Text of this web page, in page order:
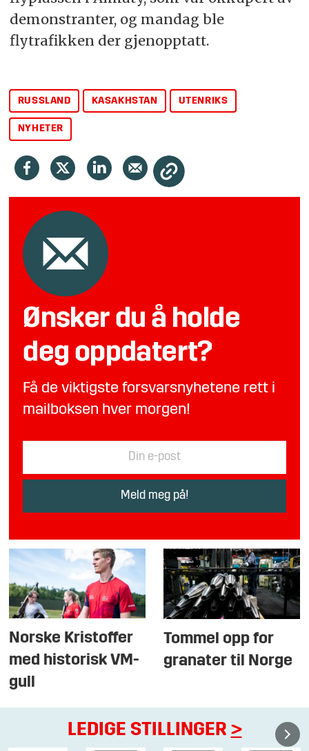
demonstranter, og mandag ble
flytrafikken der gjenopptatt.
RUSSLAND KASAKHSTAN UTENRIKS
NYHETER
Ønsker du å holde
deg oppdatert?
Få de viktigste forsvarsnyhetene rett i
mailboksen hver morgen!
Norske Kristoffer
med historisk VM-
gull
Tommel opp for
granater til Norge
LEDIGE STILLINGER >